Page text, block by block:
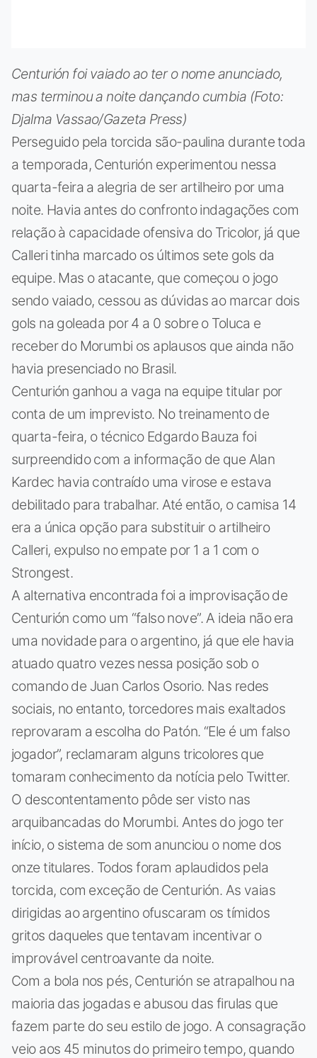
Centurión foi vaiado ao ter o nome anunciado,
mas terminou a noite dançando cumbia (Foto:
Djalma Vassao/Gazeta Press)
Perseguido pela torcida são-paulina durante toda
a temporada, Centurión experimentou nessa
quarta-feira a alegria de ser artilheiro por uma
noite. Havia antes do confronto indagações com
relação à capacidade ofensiva do Tricolor, já que
Calleri tinha marcado os últimos sete gols da
equipe. Mas o atacante, que começou o jogo
sendo vaiado, cessou as dúvidas ao marcar dois
gols na goleada por 4 a 0 sobre o Toluca e
receber do Morumbi os aplausos que ainda não
havia presenciado no Brasil.
Centurión ganhou a vaga na equipe titular por
conta de um imprevisto. No treinamento de
quarta-feira, o técnico Edgardo Bauza foi
surpreendido com a informação de que Alan
Kardec havia contraído uma virose e estava
debilitado para trabalhar. Até então, o camisa 14
era a única opção para substituir o artilheiro
Calleri, expulso no empate por 1 a 1 com o
Strongest.
A alternativa encontrada foi a improvisação de
Centurión como um “falso nove”. A ideia não era
uma novidade para o argentino, já que ele havia
atuado quatro vezes nessa posição sob o
comando de Juan Carlos Osorio. Nas redes
sociais, no entanto, torcedores mais exaltados
reprovaram a escolha do Patón. “Ele é um falso
jogador”, reclamaram alguns tricolores que
tomaram conhecimento da notícia pelo Twitter.
O descontentamento pôde ser visto nas
arquibancadas do Morumbi. Antes do jogo ter
início, o sistema de som anunciou o nome dos
onze titulares. Todos foram aplaudidos pela
torcida, com exceção de Centurión. As vaias
dirigidas ao argentino ofuscaram os tímidos
gritos daqueles que tentavam incentivar o
improvável centroavante da noite.
Com a bola nos pés, Centurión se atrapalhou na
maioria das jogadas e abusou das firulas que
fazem parte do seu estilo de jogo. A consagração
veio aos 45 minutos do primeiro tempo, quando